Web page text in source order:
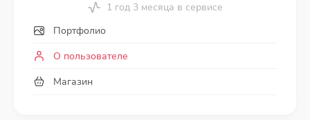
1 год 3 месяца в сервисе
Портфолио
О пользователе
Магазин